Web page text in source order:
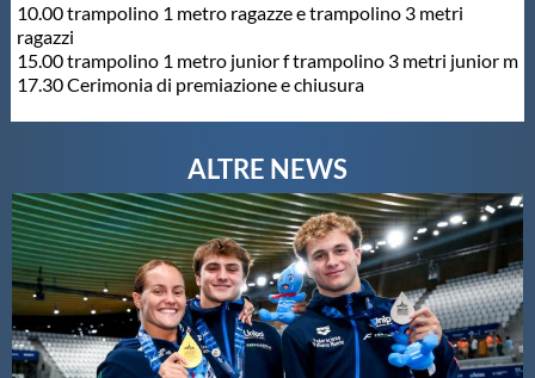
10.00 trampolino 1 metro ragazze e trampolino 3 metri
ragazzi
15.00 trampolino 1 metro junior f trampolino 3 metri junior m
17.30 Cerimonia di premiazione e chiusura